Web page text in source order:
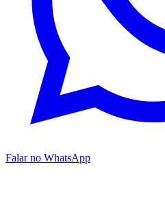
Falar no WhatsApp